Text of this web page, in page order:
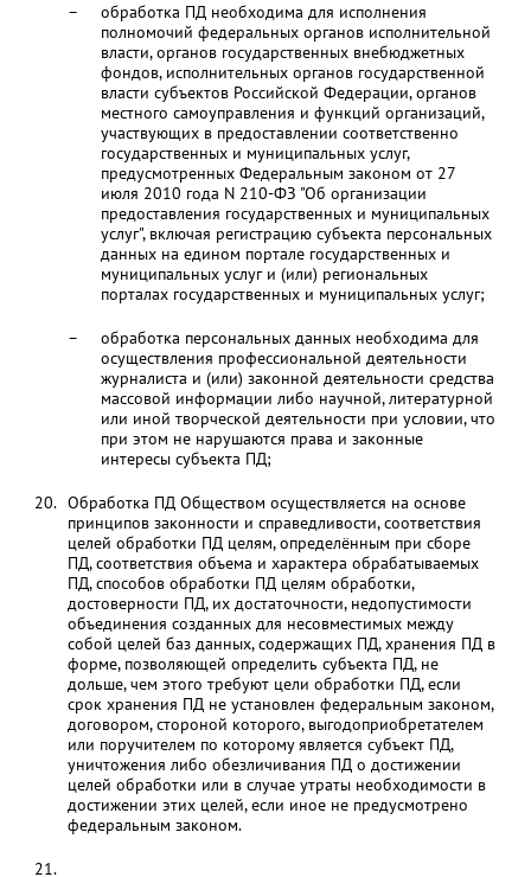
обработка ПД необходима для исполнения
полномочий федеральных органов исполнительной
власти, органов государственных внебюджетных
фондов, исполнительных органов государственной
власти субъектов Российской Федерации, органов
местного самоуправления и функций организаций,
участвующих в предоставлении соответственно
государственных и муниципальных услуг,
предусмотренных Федеральным законом от 27
июля 2010 года N 210-ФЗ "Об организации
предоставления государственных и муниципальных
услуг", включая регистрацию субъекта персональных
данных на едином портале государственных и
муниципальных услуг и (или) региональных
порталах государственных и муниципальных услуг;
обработка персональных данных необходима для
осуществления профессиональной деятельности
журналиста и (или) законной деятельности средства
массовой информации либо научной, литературной
или иной творческой деятельности при условии, что
при этом не нарушаются права и законные
интересы субъекта ПД;
Обработка ПД Обществом осуществляется на основе
принципов законности и справедливости, соответствия
целей обработки ПД целям, определённым при сборе
ПД, соответствия объема и характера обрабатываемых
ПД, способов обработки ПД целям обработки,
достоверности ПД, их достаточности, недопустимости
объединения созданных для несовместимых между
собой целей баз данных, содержащих ПД, хранения ПД в
форме, позволяющей определить субъекта ПД, не
дольше, чем этого требуют цели обработки ПД, если
срок хранения ПД не установлен федеральным законом,
договором, стороной которого, выгодоприобретателем
или поручителем по которому является субъект ПД,
уничтожения либо обезличивания ПД о достижении
целей обработки или в случае утраты необходимости в
достижении этих целей, если иное не предусмотрено
федеральным законом.